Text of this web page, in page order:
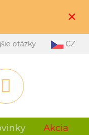
×
otázky CZ
Akcia